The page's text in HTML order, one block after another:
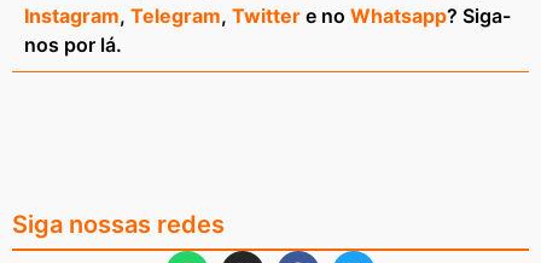
Instagram, Telegram, Twitter e no Whatsapp? Siga-
nos por lá.
Siga nossas redes